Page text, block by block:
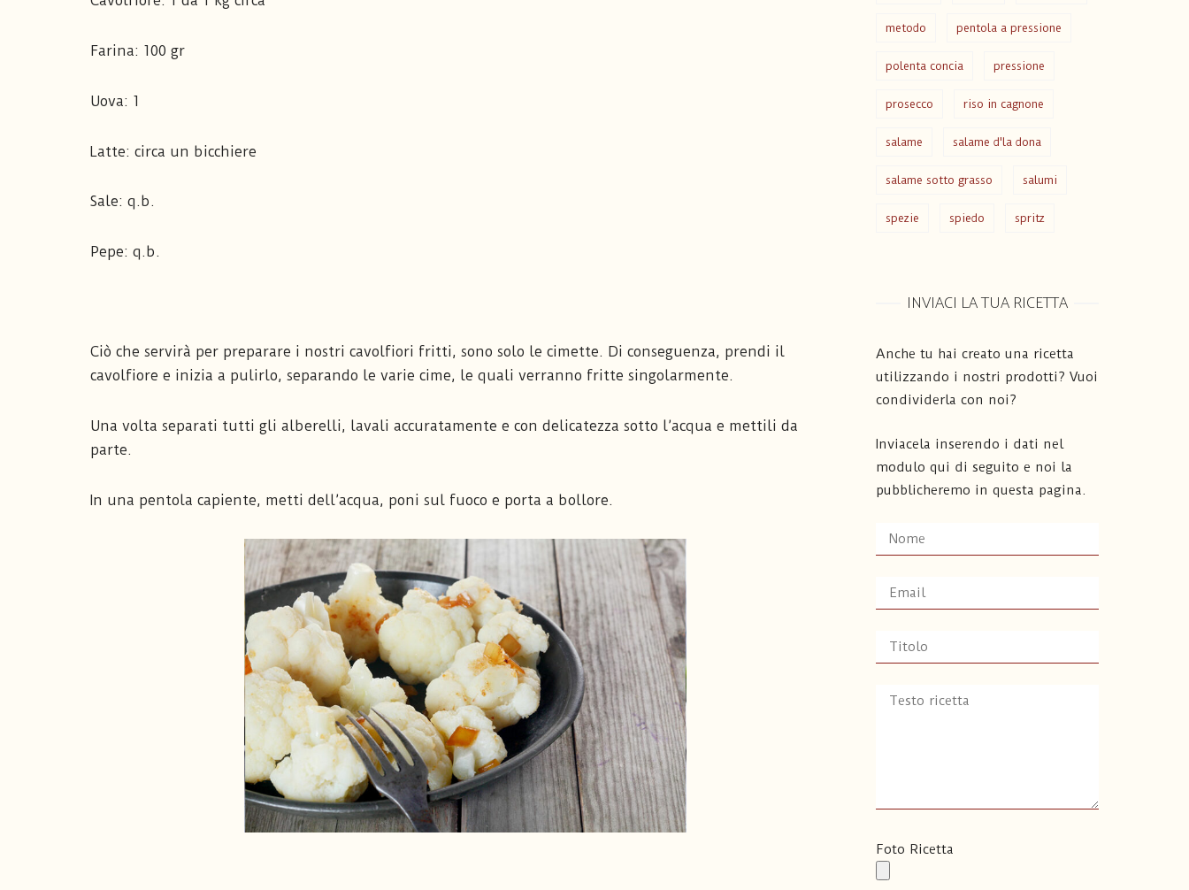
Farina: 100 gr
Uova: 1
Latte: circa un bicchiere
Sale: q.b.
Pepe: q.b.
Ciò che servirà per preparare i nostri cavolfiori fritti, sono solo le cimette. Di conseguenza, prendi il
cavolfiore e inizia a pulirlo, separando le varie cime, le quali verranno fritte singolarmente.
Una volta separati tutti gli alberelli, lavali accuratamente e con delicatezza sotto l’acqua e mettili da
parte.
In una pentola capiente, metti dell’acqua, poni sul fuoco e porta a bollore.
metodo pentola a pressione
polenta concia pressione
prosecco riso in cagnone
salame salame d'la dona
salame sotto grasso salumi
spezie spiedo spritz
INVIACI LA TUA RICETTA
Anche tu hai creato una ricetta
utilizzando i nostri prodotti? Vuoi
condividerla con noi?
Inviacela inserendo i dati nel
modulo qui di seguito e noi la
pubblicheremo in questa pagina.
Foto Ricetta